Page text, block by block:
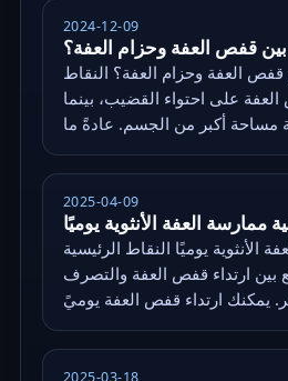
2024-12-09
بين قفص العفة وحزام العفة؟
العفة وحزام العفة؟ النقاط
على احتواء القضيب، بينما
2025-04-09
ممارسة العفة الأنثوية يوميًا
الأنثوية يوميًا النقاط الرئيسية
بين ارتداء قفص العفة والتصرف